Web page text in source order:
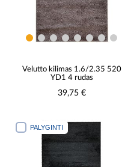
Velutto kilimas 1.6/2.35 520
YD1 4 rudas
39,75 €
PALYGINTI